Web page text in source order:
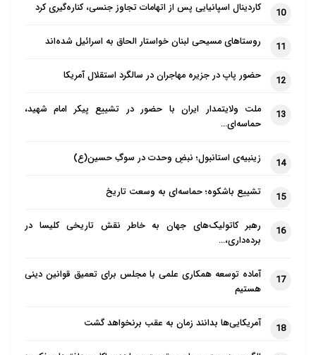
10 کاردینال اسپانیایی پس از اتهامات تجاوز جنسی، کناره‌گیری کرد
11 روستاهای مسیحی لبنان خواستار الحاق به اسرائیل شده‌اند
12 حضور پاپ در جزیره مهاجران در سالگرد استقلال آمریکا
13
ملت ولایتمدار ایران با حضور در تشییع پیکر امام شهید،
حماسه‌ای…
14 زینبیه‌ی استانبول؛ نبضِ وحدت در سوگِ حسین(ع)
15 تشییع باشکوه؛ حماسه‌ای به وسعت تاریخ
16
رهبر کاتولیک‌های جهان به خاطر نقش تاریخی کلیسا در
برده‌داری،…
17
آماده توسعه همکاری علمی با مجلس برای تعمیق قوانین دینی
هستیم
18 آمریکایی‌ها بدانند زمان به عقب برنخواهد گشت